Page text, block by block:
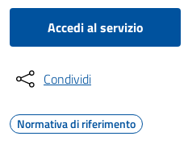
Accedi al servizio
Condividi
Normativa di riferimento